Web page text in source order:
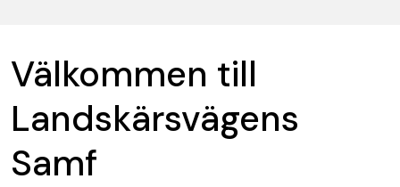
Välkommen till
Landskärsvägens
Samf